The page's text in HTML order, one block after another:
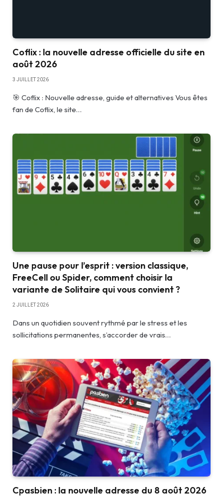
Coflix : la nouvelle adresse officielle du site en
août 2026
3 JUILLET 2026
🎯 Coflix : Nouvelle adresse, guide et alternatives Vous êtes
fan de Coflix, le site…
Une pause pour l’esprit : version classique,
FreeCell ou Spider, comment choisir la
variante de Solitaire qui vous convient ?
2 JUILLET 2026
Dans un quotidien souvent rythmé par le stress et les
sollicitations permanentes, s’accorder de vrais…
Cpasbien : la nouvelle adresse du 8 août 2026